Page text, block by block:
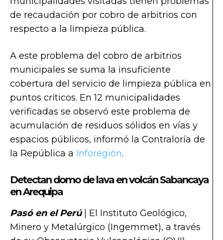
de recaudación por cobro de arbitrios con
respecto a la limpieza pública.
A este problema del cobro de arbitrios
municipales se suma la insuficiente
cobertura del servicio de limpieza pública en
puntos críticos. En 12 municipalidades
verificadas se observó este problema de
acumulación de residuos sólidos en vías y
espacios públicos, informó la Contraloría de
la República a Inforegión.
Detectan domo de lava en volcán Sabancaya
en Arequipa
Pasó en el Perú| El Instituto Geológico,
Minero y Metalúrgico (Ingemmet), a través